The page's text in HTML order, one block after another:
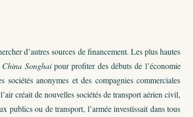
d’autres sources de financement. Les plus hautes
China Songhaipour profiter des débuts de l’économie
anonymes et des compagnies commerciales
créait de nouvelles sociétés de transport aérien civil,
publics ou de transport, l’armée investissait dans tous